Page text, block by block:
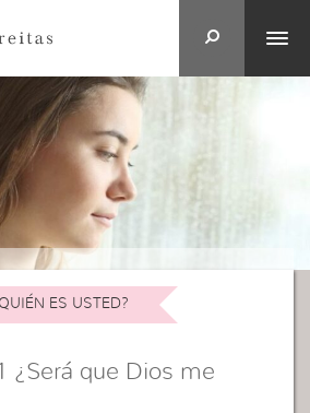
ES USTED?
¿Será que Dios me